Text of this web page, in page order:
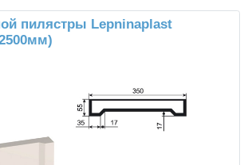
пилястры Lepninaplast